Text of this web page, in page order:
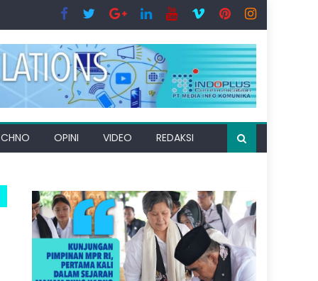
OPINI VIDEO REDAKSI